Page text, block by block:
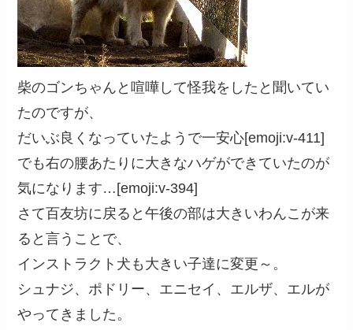
柴のゴンちゃんと喧嘩して怪我をしたと聞いてい
たのですが、
だいぶ良くなっていたようで一安心[emoji:v-411]
でも右の腰あたりに大きなハゲができていたのが
気になります…[emoji:v-394]
さて百友坊に戻ると午後の部は大きいわんこが来
ると言うことで、
インストラクト犬も大きい子達に変更～。
シュナジ、ポドリー、エニセイ、エルザ、エルが
やってきました。